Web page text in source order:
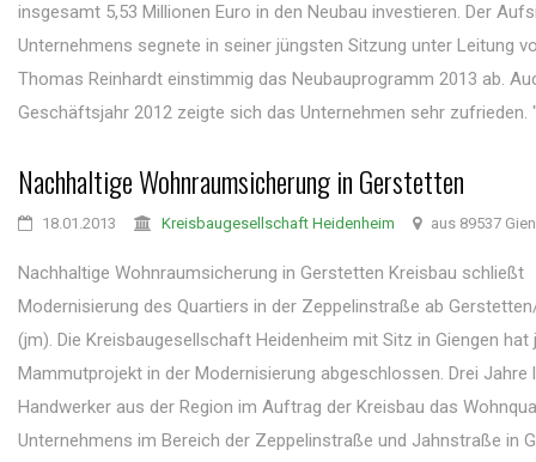
insgesamt 5,53 Millionen Euro in den Neubau investieren. Der
Unternehmens segnete in seiner jüngsten Sitzung unter Leitung
Thomas Reinhardt einstimmig das Neubauprogramm 2013 ab.
Geschäftsjahr 2012 zeigte sich das Unternehmen sehr zufrieden.
Nachhaltige Wohnraumsicherung in Gerstetten
18.01.2013 Kreisbaugesellschaft Heidenheim aus 89537
Nachhaltige Wohnraumsicherung in Gerstetten Kreisbau schließt
Modernisierung des Quartiers in der Zeppelinstraße ab
(jm). Die Kreisbaugesellschaft Heidenheim mit Sitz in Giengen hat
Mammutprojekt in der Modernisierung abgeschlossen. Drei Jahre
Handwerker aus der Region im Auftrag der Kreisbau das
Unternehmens im Bereich der Zeppelinstraße und Jahnstraße in